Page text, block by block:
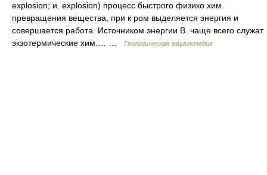
explosion; и. explosion) процесс быстрого физико хим.
превращения вещества, при к ром выделяется энергия и
совершается работа. Источником энергии B. чаще всего служат
экзотермические хим.… …
Геологическая энциклопедия